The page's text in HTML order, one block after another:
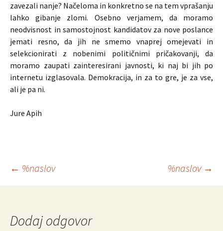
zavezali nanje? Načeloma in konkretno se na tem vprašanju
lahko gibanje zlomi. Osebno verjamem, da moramo
neodvisnost in samostojnost kandidatov za nove poslance
jemati resno, da jih ne smemo vnaprej omejevati in
selekcionirati z nobenimi političnimi pričakovanji, da
moramo zaupati zainteresirani javnosti, ki naj bi jih po
internetu izglasovala. Demokracija, in za to gre, je za vse,
ali je pa ni.
Jure Apih
Krmarjenje
po
prispevkih
← %naslov %naslov →
Dodaj odgovor